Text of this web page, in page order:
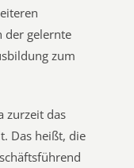
der gelernte
zum
zurzeit das
Das heißt, die